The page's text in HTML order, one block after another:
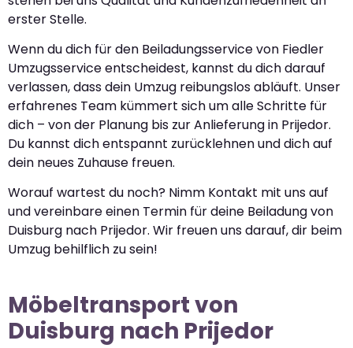
erster Stelle.
Wenn du dich für den Beiladungsservice von Fiedler
Umzugsservice entscheidest, kannst du dich darauf
verlassen, dass dein Umzug reibungslos abläuft. Unser
erfahrenes Team kümmert sich um alle Schritte für
dich – von der Planung bis zur Anlieferung in Prijedor.
Du kannst dich entspannt zurücklehnen und dich auf
dein neues Zuhause freuen.
Worauf wartest du noch? Nimm Kontakt mit uns auf
und vereinbare einen Termin für deine Beiladung von
Duisburg nach Prijedor. Wir freuen uns darauf, dir beim
Umzug behilflich zu sein!
Möbeltransport von
Duisburg nach Prijedor